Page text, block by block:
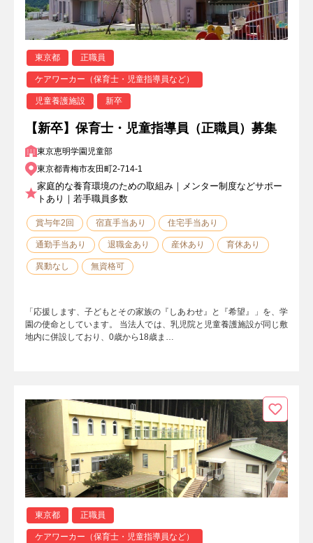
東京都 正職員
ケアワーカー（保育士・児童指導員など）
児童養護施設 新卒
【新卒】保育士・児童指導員（正職員）募集
東京恵明学園児童部
東京都青梅市友田町2-714-1
家庭的な養育環境のための取組み｜メンター制度などサポー
トあり｜若手職員多数
賞与年2回 宿直手当あり 住宅手当あり
通勤手当あり 退職金あり 産休あり 育休あり
異動なし 無資格可
「応援します、子どもとその家族の『しあわせ』と『希望』」を、学
園の使命としています。 当法人では、乳児院と児童養護施設が同じ敷
地内に併設しており、0歳から18歳ま…
東京都 正職員
ケアワーカー（保育士・児童指導員など）